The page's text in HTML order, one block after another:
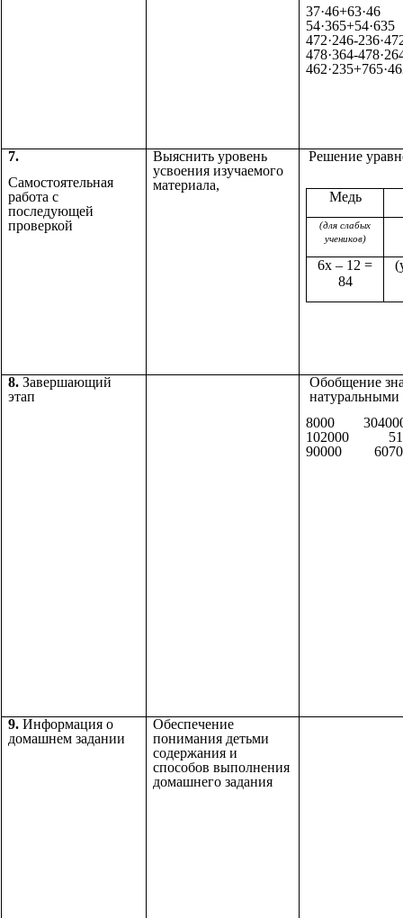
37·46+63·46
54·365+54·635
472·246-
478·364-
7.
Самостоятельная
работа с
последующей
проверкой
Выяснить уровень
усвоения изучаемого
материала,
Решение
Медь
(для слабых
учеников)
6х – 12 =
84
8. Завершающий
этап
Обобщение
8000
102000
90000
9. Информация о
домашнем задании
Обеспечение
понимания детьми
содержания и
способов выполнения
домашнего задания